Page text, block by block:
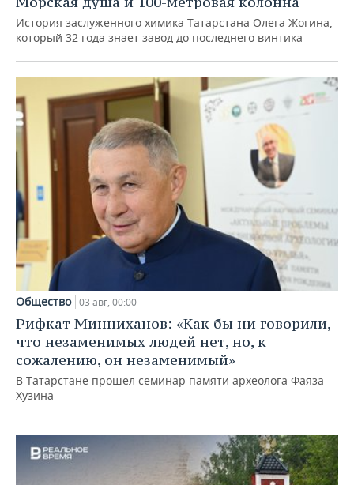
История заслуженного химика Татарстана Олега Жогина,
который 32 года знает завод до последнего винтика
Общество 03 авг, 00:00
Рифкат Минниханов: «Как бы ни говорили,
что незаменимых людей нет, но, к
сожалению, он незаменимый»
В Татарстане прошел семинар памяти археолога Фаяза
Хузина